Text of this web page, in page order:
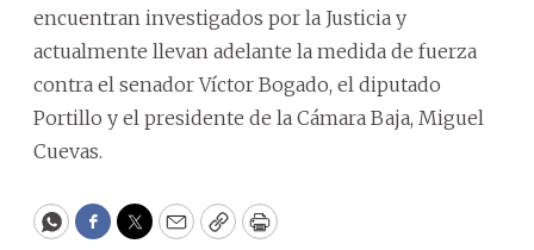
encuentran investigados por la Justicia y
actualmente llevan adelante la medida de fuerza
contra el senador Víctor Bogado, el diputado
Portillo y el presidente de la Cámara Baja, Miguel
Cuevas.
WhatsApp
Facebook
Twitter
EmailCopyPrint